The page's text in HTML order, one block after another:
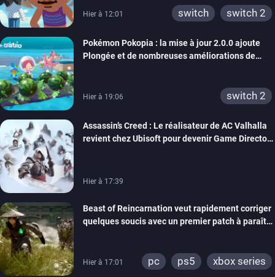
Hier à 12:01 switch switch 2
Pokémon Pokopia : la mise à jour 2.0.0 ajoute
Plongée et de nombreuses améliorations de
Hier à 19:06 switch 2
Assassin’s Creed : Le réalisateur de AC Valhalla
revient chez Ubisoft pour devenir Game Director
Hier à 17:39
Beast of Reincarnation veut rapidement corriger
quelques soucis avec un premier patch à paraître
Hier à 17:01 pc ps5 xbox series